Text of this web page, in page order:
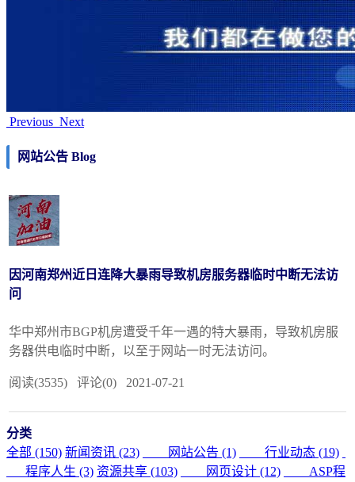
Previous Next
网站公告 Blog
因河南郑州近日连降大暴雨导致机房服务器临时中断无法访
问
华中郑州市BGP机房遭受千年一遇的特大暴雨，导致机房服
务器供电临时中断，以至于网站一时无法访问。
阅读(3535) 评论(0) 2021-07-21
分类
全部 (150) 新闻资讯 (23) 网站公告 (1)
行业动态 (19)
程序人生 (3) 资源共享 (103) 网页设计 (12)
ASP程